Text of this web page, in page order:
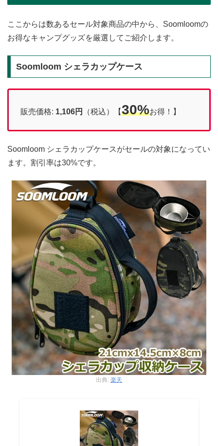
ここからは数あるセール対象商品の中から、Soomloomの
お得なキャンプグッズを厳選してご紹介します。
Soomloom シェラカップケース
販売価格: 1,106円 （税込）【30%お得！】
Soomloom シェラカップケースがセールの対象になってい
ます。割引率は30%です。
出典: 楽天